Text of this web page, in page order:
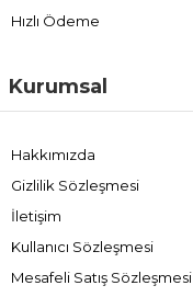
Hızlı Ödeme
Kurumsal
Hakkımızda
Gizlilik Sözleşmesi
İletişim
Kullanıcı Sözleşmesi
Mesafeli Satış Sözleşmesi